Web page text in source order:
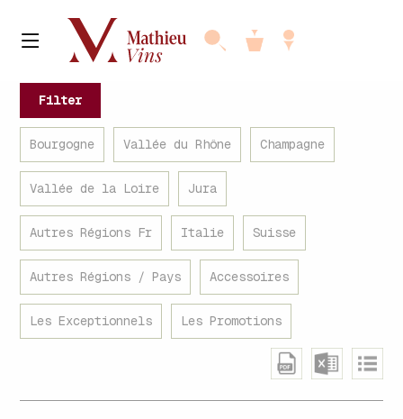
Filter
Bourgogne Vallée du Rhône Champagne
Vallée de la Loire Jura
Autres Régions Fr Italie Suisse
Autres Régions / Pays Accessoires
Les Exceptionnels Les Promotions